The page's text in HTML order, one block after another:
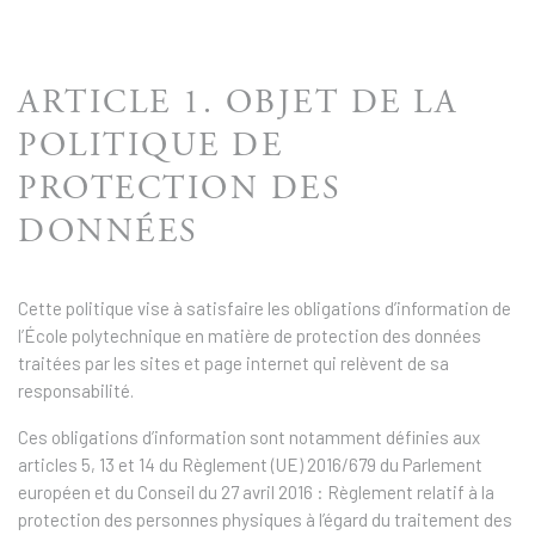
ARTICLE 1. OBJET DE LA
POLITIQUE DE
PROTECTION DES
DONNÉES
Cette politique vise à satisfaire les obligations d’information de
l’École polytechnique en matière de protection des données
traitées par les sites et page internet qui relèvent de sa
responsabilité.
Ces obligations d’information sont notamment définies aux
articles 5, 13 et 14 du Règlement (UE) 2016/679 du Parlement
européen et du Conseil du 27 avril 2016 : Règlement relatif à la
protection des personnes physiques à l’égard du traitement des